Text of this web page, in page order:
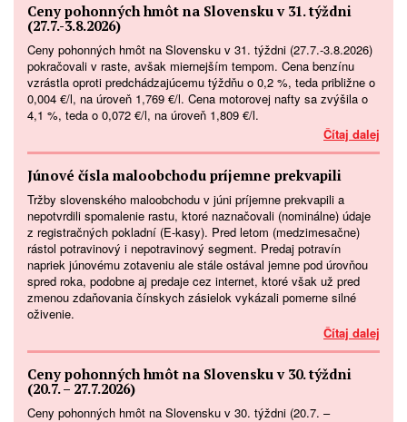
Ceny pohonných hmôt na Slovensku v 31. týždni
(27.7.-3.8.2026)
Ceny pohonných hmôt na Slovensku v 31. týždni (27.7.-3.8.2026)
pokračovali v raste, avšak miernejším tempom. Cena benzínu
vzrástla oproti predchádzajúcemu týždňu o 0,2 %, teda približne o
0,004 €/l, na úroveň 1,769 €/l. Cena motorovej nafty sa zvýšila o
4,1 %, teda o 0,072 €/l, na úroveň 1,809 €/l.
Čítaj dalej
Júnové čísla maloobchodu príjemne prekvapili
Tržby slovenského maloobchodu v júni príjemne prekvapili a
nepotvrdili spomalenie rastu, ktoré naznačovali (nominálne) údaje
z registračných pokladní (E-kasy). Pred letom (medzimesačne)
rástol potravinový i nepotravinový segment. Predaj potravín
napriek júnovému zotaveniu ale stále ostával jemne pod úrovňou
spred roka, podobne aj predaje cez internet, ktoré však už pred
zmenou zdaňovania čínskych zásielok vykázali pomerne silné
oživenie.
Čítaj dalej
Ceny pohonných hmôt na Slovensku v 30. týždni
(20.7. – 27.7.2026)
Ceny pohonných hmôt na Slovensku v 30. týždni (20.7. –